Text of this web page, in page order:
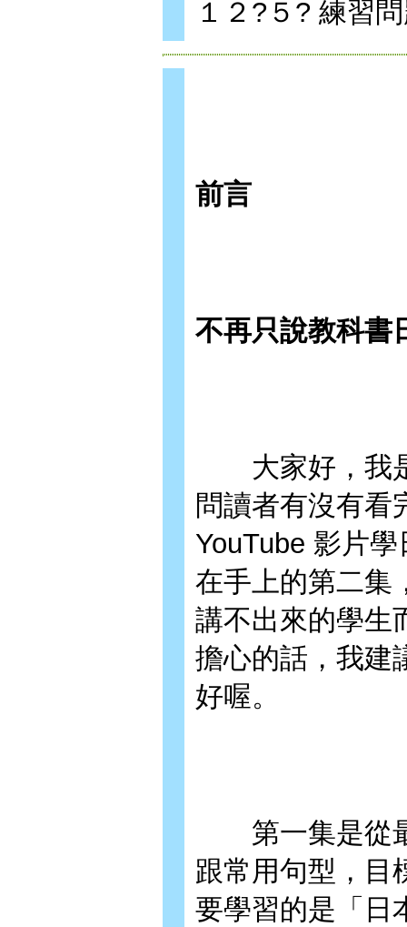
１２?５? 練習
前言
不再只說教科書
大家好，我是
問讀者有沒有看
YouTube 影片
在手上的第二集
講不出來的學生
擔心的話，我建
好喔。
第一集是從最
跟常用句型，目
要學習的是「日